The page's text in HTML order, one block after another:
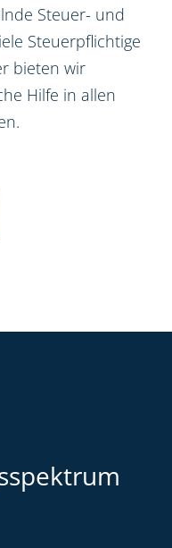
Steuer- und
Steuerpflichtige
bieten wir
Hilfe in allen